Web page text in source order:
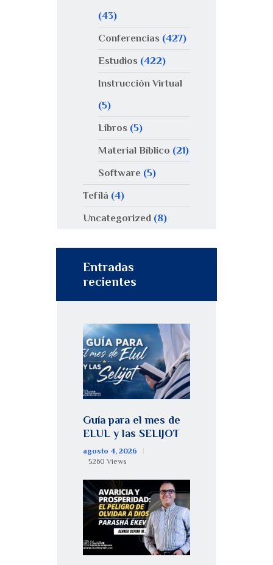
(43)
Conferencias (427)
Estudios (422)
Instrucción Virtual
(5)
Libros (5)
Material Bíblico (21)
Software(5)
Tefilá (4)
Uncategorized (8)
Entradas
recientes
Guía para el mes de
ELUL y las SELIJOT
agosto 4, 2026
5260 Views